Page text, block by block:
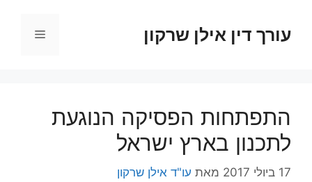
עורך דין אילן שרקון תפריט
התפתחות הפסיקה הנוגעת
לתכנון בארץ ישראל
17 ביולי 2017 מאת עו"ד אילן שרקון